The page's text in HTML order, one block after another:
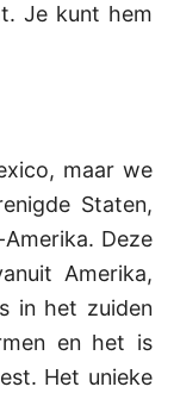
Je kunt hem
maar we
Staten,
Deze
Amerika,
in het zuiden
en het is
Het unieke